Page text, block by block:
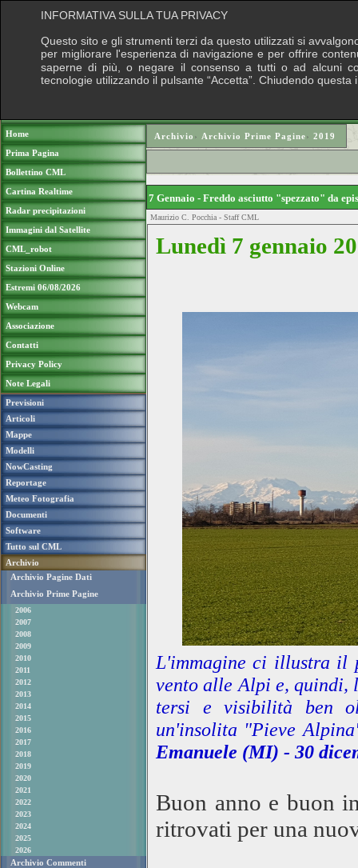
Home
Prima Pagina
Bollettino CML
Cartina Realtime
Radar precipitazioni
Immagini dal Satellite
CML_robot
Stazioni Online
Estremi 06/08/2026
Webcam
Associazione
Contatti
Privacy Policy
Note Legali
Previsioni
Articoli
Mappe
Modelli
NowCasting
Reportage
Meteo Fotografia
Documenti
Software
Tutto sul CML
Archivio
Archivio Pagine Dati
Archivio Prime Pagine
2006
2007
2008
2009
2010
2011
2012
2013
2014
2015
2016
2017
2018
2019
2020
2021
2022
2023
2024
2025
2026
Archivio Commenti
Archivio › Archivio Prime Pagine› 2019
7 Gennaio - Freddo asciutto "spezzato" da
Maurizio C. Pocchia - Staff CML
Lunedì 7 gennaio
L'immagine ci illustra il
vento alle Alpi e, quindi,
tersi e visibilità ben
un'insolita "Pieve
Emanuele (MI) - 30
Buon anno e buon
ritrovati per una
INFORMATIVA SULLA TUA PRIVACY
Questo sito e gli strumenti terzi da questo utilizzati si
per migliorare l'esperienza di navigazione e per offrire
saperne di più, o negare il consenso a tutti o ad alcuni
tecnologie utilizzando il pulsante “Accetta”. Chiudendo